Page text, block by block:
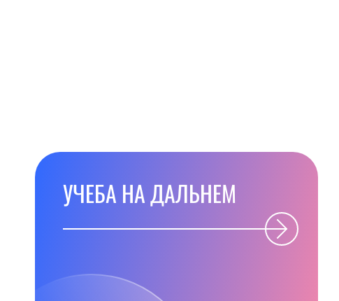
УЧЕБА НА ДАЛЬНЕМ